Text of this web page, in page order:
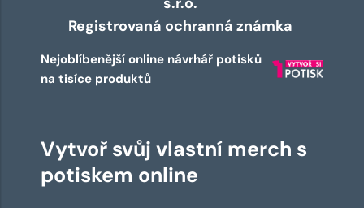
Registrovaná ochranná známka
Nejoblíbenější online návrhář potisků
na tisíce produktů
Vytvoř svůj vlastní merch s
potiskem online